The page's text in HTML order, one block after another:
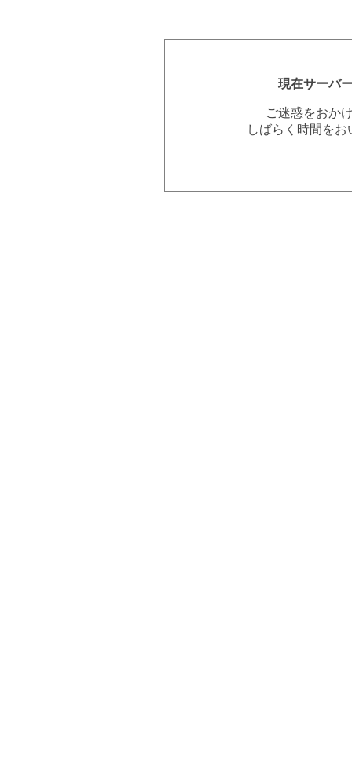
現在サーバ
ご迷惑をおか
しばらく時間を